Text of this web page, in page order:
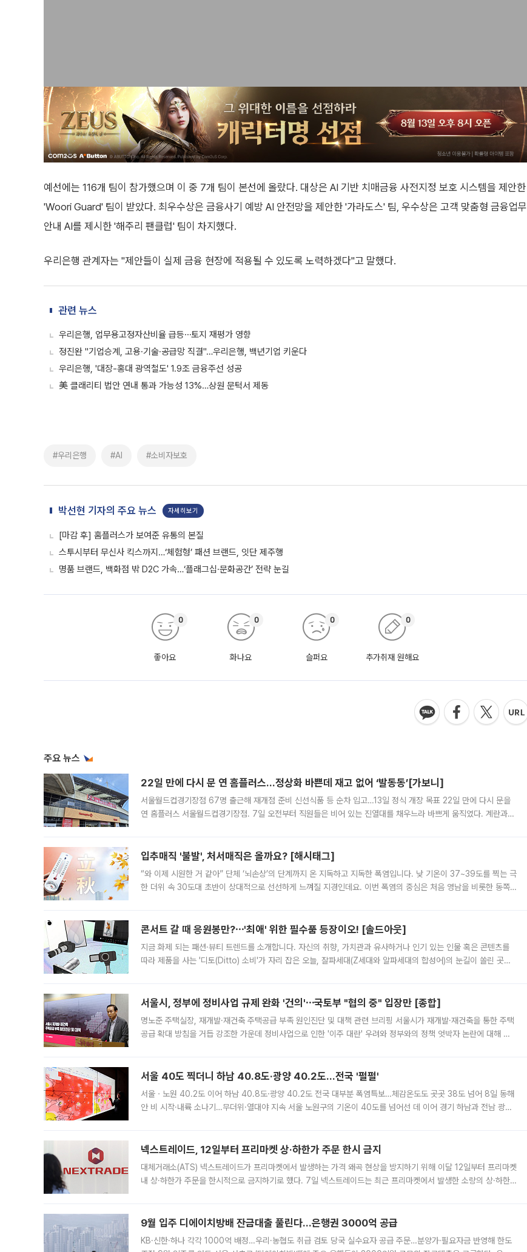
예선에는 116개 팀이 참가했으며 이 중 7개 팀이 본선에 올랐다. 대상은 AI 기반 치매금융 사전지정 보호 시스템을 제안한
'Woori Guard' 팀이 받았다. 최우수상은 금융사기 예방 AI 안전망을 제안한 '가라도스' 팀, 우수상은 고객 맞춤형 금융업무
안내 AI를 제시한 '해주리 팬클럽' 팀이 차지했다.
우리은행 관계자는 "제안들이 실제 금융 현장에 적용될 수 있도록 노력하겠다"고 말했다.
관련 뉴스
우리은행, 업무용고정자산비율 급등⋯토지 재평가 영향
정진완 "기업승계, 고용·기술·공급망 직결"…우리은행, 백년기업 키운다
우리은행, '대장-홍대 광역철도' 1.9조 금융주선 성공
美 클래리티 법안 연내 통과 가능성 13%…상원 문턱서 제동
#우리은행 #AI #소비자보호
박선현 기자의 주요 뉴스 자세히보기
[마감 후] 홈플러스가 보여준 유통의 본질
스투시부터 무신사 킥스까지…‘체험형’ 패션 브랜드, 잇단 제주행
명품 브랜드, 백화점 밖 D2C 가속…‘플래그십·문화공간’ 전략 눈길
좋아요
0
화나요
0
슬퍼요
0
추가취재 원해요
0
주요 뉴스
22일 만에 다시 문 연 홈플러스…정상화 바쁜데 재고 없어 ‘발동동’[가보니]
서울월드컵경기장점 67명 출근해 재개점 준비 신선식품 등 순차 입고…13일 정식 개장 목표 22일 만에 다시 문을
연 홈플러스 서울월드컵경기장점. 7일 오전부터 직원들은 비어 있는 진열대를 채우느라 바쁘게 움직였다. 계란과
입추매직 '불발', 처서매직은 올까요? [해시태그]
“와 이제 시원한 거 같아” 단체 ‘뇌손상’의 단계까지 온 지독하고 지독한 폭염입니다. 낮 기온이 37~39도를 찍는 극
한 더위 속 30도대 초반이 상대적으로 선선하게 느껴질 지경인데요. 이번 폭염의 중심은 처음 영남을 비롯한 동쪽
콘서트 갈 때 응원봉만?⋯'최애' 위한 필수품 등장이오! [솔드아웃]
지금 화제 되는 패션·뷰티 트렌드를 소개합니다. 자신의 취향, 가치관과 유사하거나 인기 있는 인물 혹은 콘텐츠를
따라 제품을 사는 '디토(Ditto) 소비'가 자리 잡은 오늘, 잘파세대(Z세대와 알파세대의 합성어)의 눈길이 쏠린 곳은
서울시, 정부에 정비사업 규제 완화 '건의'⋯국토부 "협의 중" 입장만 [종합]
명노준 주택실장, 재개발·재건축 주택공급 부족 원인진단 및 대책 관련 브리핑 서울시가 재개발·재건축을 통한 주택
공급 확대 방침을 거듭 강조한 가운데 정비사업으로 인한 '이주 대란' 우려와 정부와의 정책 엇박자 논란에 대해 정
서울 40도 찍더니 하남 40.8도·광양 40.2도…전국 '펄펄'
서울ㆍ노원 40.2도 이어 하남 40.8도·광양 40.2도 전국 대부분 폭염특보…체감온도도 곳곳 38도 넘어 8일 동해
안 비 시작·내륙 소나기…무더위·열대야 지속 서울 노원구의 기온이 40도를 넘어선 데 이어 경기 하남과 전남 광양
넥스트레이드, 12일부터 프리마켓 상·하한가 주문 한시 금지
대체거래소(ATS) 넥스트레이드가 프리마켓에서 발생하는 가격 왜곡 현상을 방지하기 위해 이달 12일부터 프리마켓
내 상·하한가 주문을 한시적으로 금지하기로 했다. 7일 넥스트레이드는 최근 프리마켓에서 발생한 소량의 상·하한
9월 입주 디에이치방배 잔금대출 풀린다…은행권 3000억 공급
KB·신한·하나 각각 1000억 배정…우리·농협도 취급 검토 당국 실수요자 공급 주문…분양가·필요자금 반영해 한도